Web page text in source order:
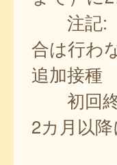
注記:
合は行わ
追加接種
初回終
2カ月以